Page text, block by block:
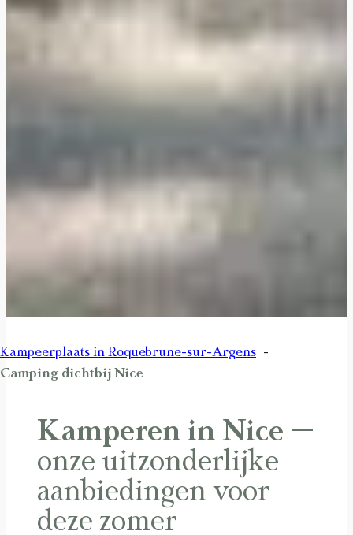
Kampeerplaats in Roquebrune-sur-Argens
Camping dichtbij Nice
Kamperen in Nice –
onze uitzonderlijke
aanbiedingen voor
deze zomer